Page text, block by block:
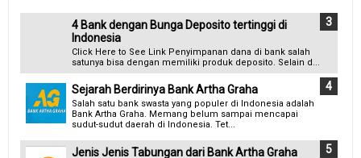
4 Bank dengan Bunga Deposito tertinggi di
Indonesia
Click Here to See Link Penyimpanan dana di bank salah
satunya bisa dengan memiliki produk deposito. Selain d...
Sejarah Berdirinya Bank Artha Graha
Salah satu bank swasta yang populer di Indonesia adalah
Bank Artha Graha. Memang belum sampai mencapai
sudut-sudut daerah di Indonesia. Tet...
Jenis Jenis Tabungan dari Bank Artha Graha